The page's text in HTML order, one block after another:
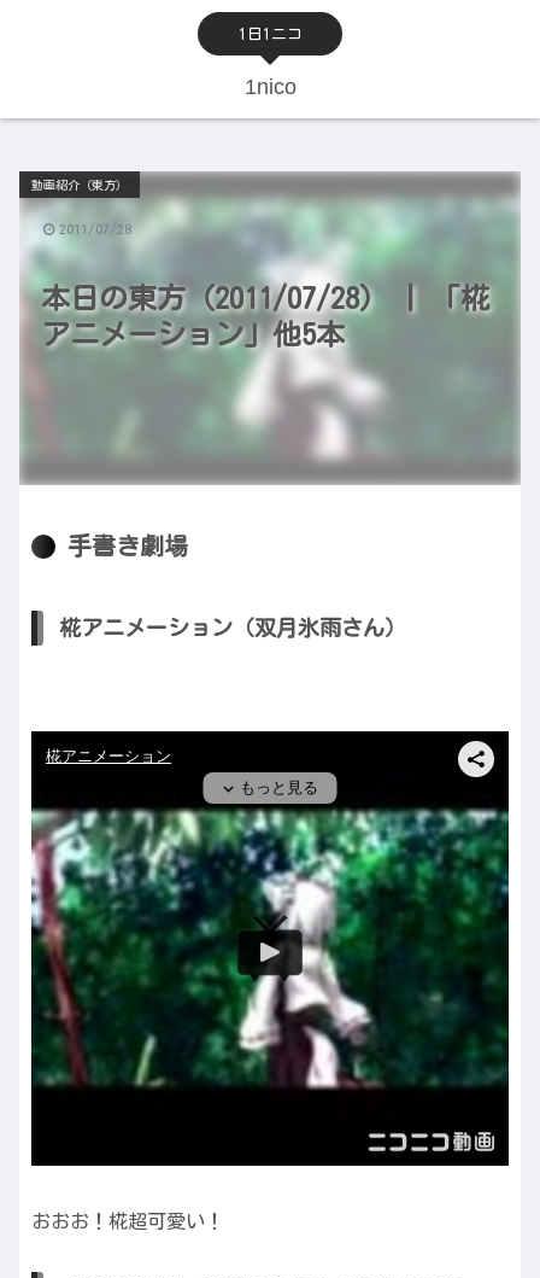
1日1ニコ
1nico
本日の東方（2011/07/28） | 「椛
アニメーション」他5本
動画紹介（東方）
2011/07/28
手書き劇場
椛アニメーション（双月氷雨さん）
おおお！椛超可愛い！